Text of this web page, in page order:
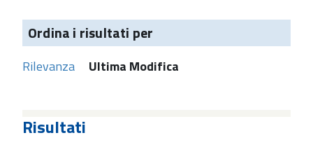
Ordina i risultati per
Rilevanza Ultima Modifica
Risultati